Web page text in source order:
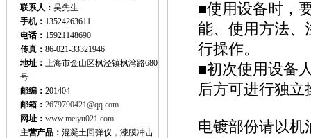
联系人： 吴先生
手机： 13524263611
电话： 15921148690
传真： 86-021-33321946
地址： 上海市金山区枫泾镇枫湾路680
号
邮编： 201404
邮箱： 2679790421@qq.com
网址： www.meiyu021.com
主营产品： 混凝土回弹仪，漆膜冲击
■使用设备时，
能、使用方法、
行操作。
■初次使用设备
后方可进行独立
电镀部份请以机